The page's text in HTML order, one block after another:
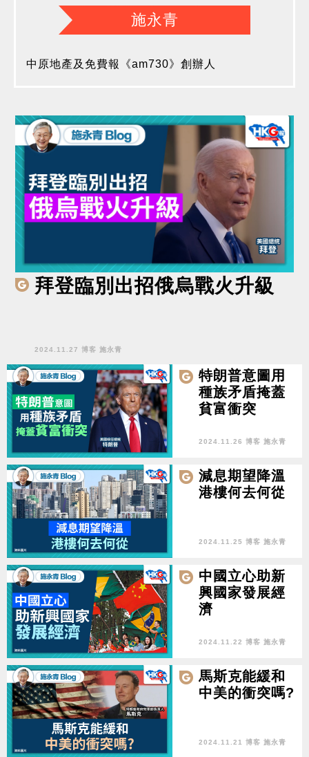
施永青
中原地產及免費報《am730》創辦人
拜登臨別出招俄烏戰火升級
2024.11.27 博客 施永青
特朗普意圖用
種族矛盾掩蓋
貧富衝突
2024.11.26 博客 施永青
減息期望降溫
港樓何去何從
2024.11.25 博客 施永青
中國立心助新
興國家發展經
濟
2024.11.22 博客 施永青
馬斯克能緩和
中美的衝突嗎?
2024.11.21 博客 施永青